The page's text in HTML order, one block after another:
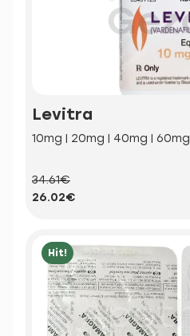
Levitra
10mg | 20mg | 40mg | 60mg
34.61€
26.02€
Hit!